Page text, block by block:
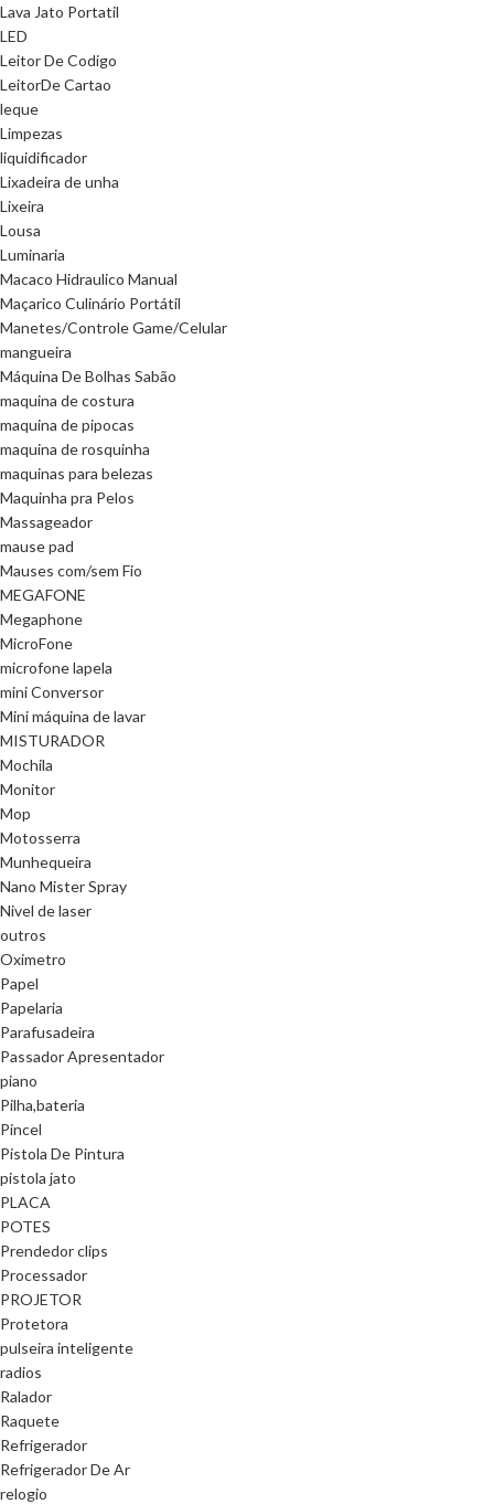
Lava Jato Portatil
LED
Leitor De Codigo
LeitorDe Cartao
leque
Limpezas
liquidificador
Lixadeira de unha
Lixeira
Lousa
Luminaria
Macaco Hidraulico Manual
Maçarico Culinário Portátil
Manetes/Controle Game/Celular
mangueira
Máquina De Bolhas Sabão
maquina de costura
maquina de pipocas
maquina de rosquinha
maquinas para belezas
Maquinha pra Pelos
Massageador
mause pad
Mauses com/sem Fio
MEGAFONE
Megaphone
MicroFone
microfone lapela
mini Conversor
Mini máquina de lavar
MISTURADOR
Mochila
Monitor
Mop
Motosserra
Munhequeira
Nano Mister Spray
Nivel de laser
outros
Oximetro
Papel
Papelaria
Parafusadeira
Passador Apresentador
piano
Pilha,bateria
Pincel
Pistola De Pintura
pistola jato
PLACA
POTES
Prendedor clips
Processador
PROJETOR
Protetora
pulseira inteligente
radios
Ralador
Raquete
Refrigerador
Refrigerador De Ar
relogio